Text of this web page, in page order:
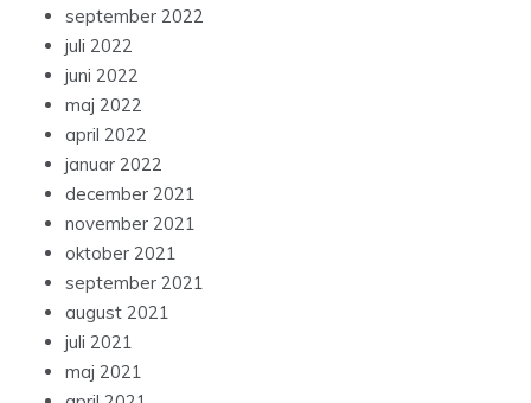
september 2022
juli 2022
juni 2022
maj 2022
april 2022
januar 2022
december 2021
november 2021
oktober 2021
september 2021
august 2021
juli 2021
maj 2021